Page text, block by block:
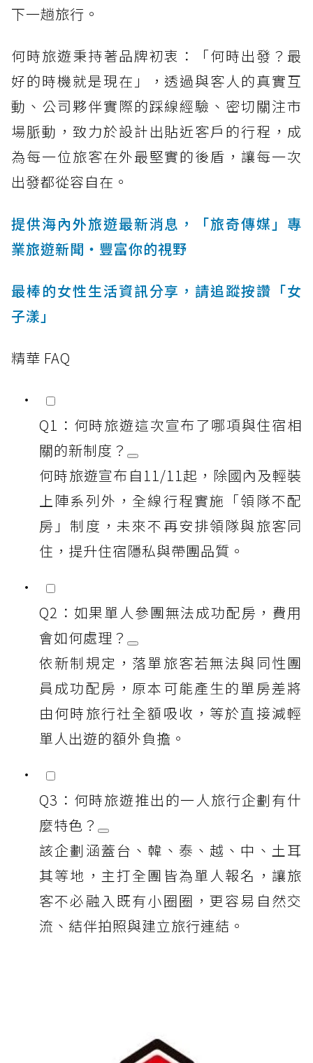
下一趟旅行。
何時旅遊秉持著品牌初衷：「何時出發？最
好的時機就是現在」，透過與客人的真實互
動、公司夥伴實際的踩線經驗、密切關注市
場脈動，致力於設計出貼近客戶的行程，成
為每一位旅客在外最堅實的後盾，讓每一次
出發都從容自在。
提供海內外旅遊最新消息，「旅奇傳媒」專
業旅遊新聞‧豐富你的視野
最棒的女性生活資訊分享，請追蹤按讚「女
子漾」
精華 FAQ
Q1：何時旅遊這次宣布了哪項與住宿相
關的新制度？
何時旅遊宣布自11/11起，除國內及輕裝
上陣系列外，全線行程實施「領隊不配
房」制度，未來不再安排領隊與旅客同
住，提升住宿隱私與帶團品質。
Q2：如果單人參團無法成功配房，費用
會如何處理？
依新制規定，落單旅客若無法與同性團
員成功配房，原本可能產生的單房差將
由何時旅行社全額吸收，等於直接減輕
單人出遊的額外負擔。
Q3：何時旅遊推出的一人旅行企劃有什
麼特色？
該企劃涵蓋台、韓、泰、越、中、土耳
其等地，主打全團皆為單人報名，讓旅
客不必融入既有小圈圈，更容易自然交
流、結伴拍照與建立旅行連結。